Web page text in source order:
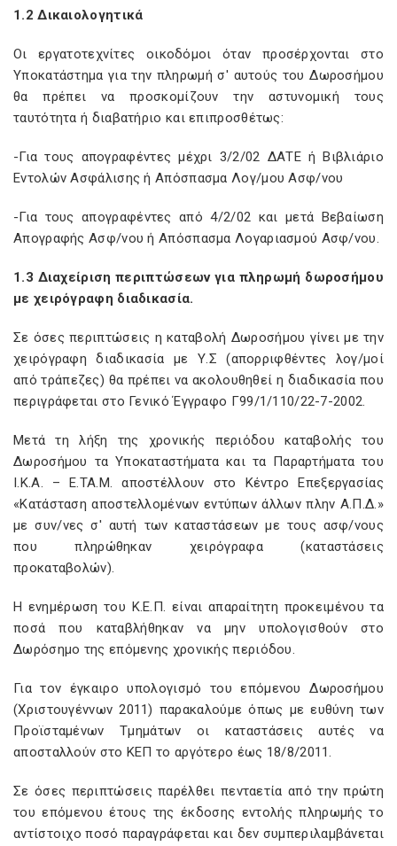
1.2 Δικαιολογητικά
Οι εργατοτεχνίτες οικοδόμοι όταν προσέρχονται στο
Υποκατάστημα για την πληρωμή σ' αυτούς του Δωροσήμου
θα πρέπει να προσκομίζουν την αστυνομική τους
ταυτότητα ή διαβατήριο και επιπροσθέτως:
-Για τους απογραφέντες μέχρι 3/2/02 ΔΑΤΕ ή Βιβλιάριο
Εντολών Ασφάλισης ή Απόσπασμα Λογ/μου Ασφ/νου
-Για τους απογραφέντες από 4/2/02 και μετά Βεβαίωση
Απογραφής Ασφ/νου ή Απόσπασμα Λογαριασμού Ασφ/νου.
1.3 Διαχείριση περιπτώσεων για πληρωμή δωροσήμου
με χειρόγραφη διαδικασία.
Σε όσες περιπτώσεις η καταβολή Δωροσήμου γίνει με την
χειρόγραφη διαδικασία με Υ.Σ (απορριφθέντες λογ/μοί
από τράπεζες) θα πρέπει να ακολουθηθεί η διαδικασία που
περιγράφεται στο Γενικό Έγγραφο Γ99/1/110/22-7-2002.
Μετά τη λήξη της χρονικής περιόδου καταβολής του
Δωροσήμου τα Υποκαταστήματα και τα Παραρτήματα του
Ι.Κ.Α. – Ε.ΤΑ.Μ. αποστέλλουν στο Κέντρο Επεξεργασίας
«Κατάσταση αποστελλομένων εντύπων άλλων πλην Α.Π.Δ.»
με συν/νες σ' αυτή των καταστάσεων με τους ασφ/νους
που πληρώθηκαν χειρόγραφα (καταστάσεις
προκαταβολών).
Η ενημέρωση του Κ.Ε.Π. είναι απαραίτητη προκειμένου τα
ποσά που καταβλήθηκαν να μην υπολογισθούν στο
Δωρόσημο της επόμενης χρονικής περιόδου.
Για τον έγκαιρο υπολογισμό του επόμενου Δωροσήμου
(Χριστουγέννων 2011) παρακαλούμε όπως με ευθύνη των
Προϊσταμένων Τμημάτων οι καταστάσεις αυτές να
αποσταλλούν στο ΚΕΠ το αργότερο έως 18/8/2011.
Σε όσες περιπτώσεις παρέλθει πενταετία από την πρώτη
του επόμενου έτους της έκδοσης εντολής πληρωμής το
αντίστοιχο ποσό παραγράφεται και δεν συμπεριλαμβάνεται